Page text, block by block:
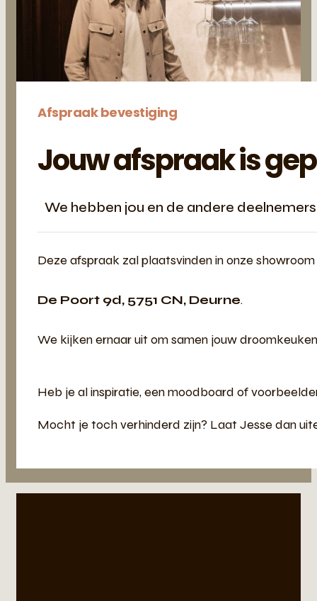
Afspraak bevestiging
Jouw afspraak is
We hebben jou en de andere
Deze afspraak zal plaatsvinden in onze
De Poort 9d, 5751 CN, Deurne.
We kijken ernaar uit om samen jouw
Heb je al inspiratie, een moodboard of
Mocht je toch verhinderd zijn? Laat Jesse dan